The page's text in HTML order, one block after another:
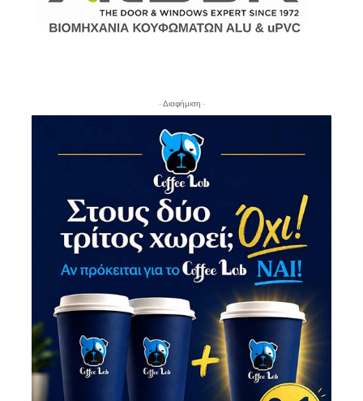
- Διαφήμιση -